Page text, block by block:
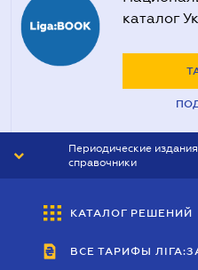
каталог
Периодические
справочники
БУХГАЛТЕР&ЗАКОН
ВЕСТНИК МСФО
КАТАЛОГ РЕШЕНИЙ
ВСЕ ТАРИФЫ